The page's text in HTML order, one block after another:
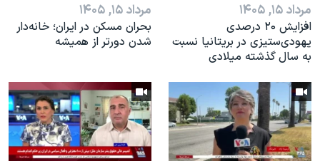
مرداد ۱۵, ۱۴۰۵
افزایش ۲۰ درصدی
یهودی‌ستیزی در بریتانیا نسبت
به سال گذشته میلادی
مرداد ۱۵, ۱۴۰۵
بحران مسکن در ایران؛ خانه‌دار
شدن دورتر از همیشه